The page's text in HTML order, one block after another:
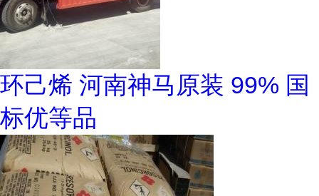
环己烯 河南神马原装 99% 国
标优等品